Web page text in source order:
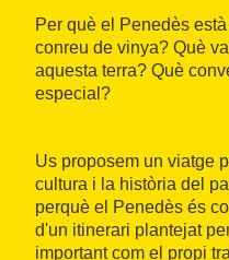
Per què el Penedès
conreu de vinya? Què
aquesta terra? Què
especial?
Us proposem un viatge
cultura i la història del
perquè el Penedès és
d'un itinerari plantejat
important com el propi